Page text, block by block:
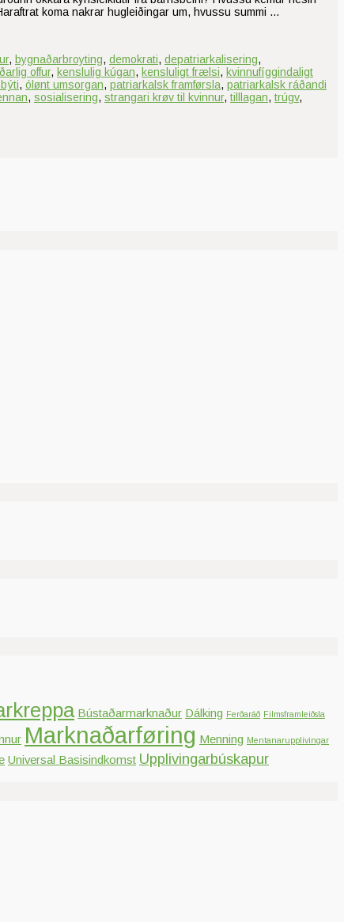
koma nakrar hugleiðingar um, hvussu summi …
, bygnaðarbroyting, demokrati, depatriarkalisering,
offur, kenslulig kúgan, kensluligt frælsi, kvinnufíggindaligt
, ólønt umsorgan, patriarkalsk framførsla, patriarkalsk ráðandi
, sosialisering, strangari krøv til kvinnur, tilllagan, trúgv,
Bústaðarmarknaður Dálking Ferðaráð Filmsframleiðsla
Marknaðarføring Menning Mentanarupplivingar
Universal Basisindkomst Upplivingarbúskapur